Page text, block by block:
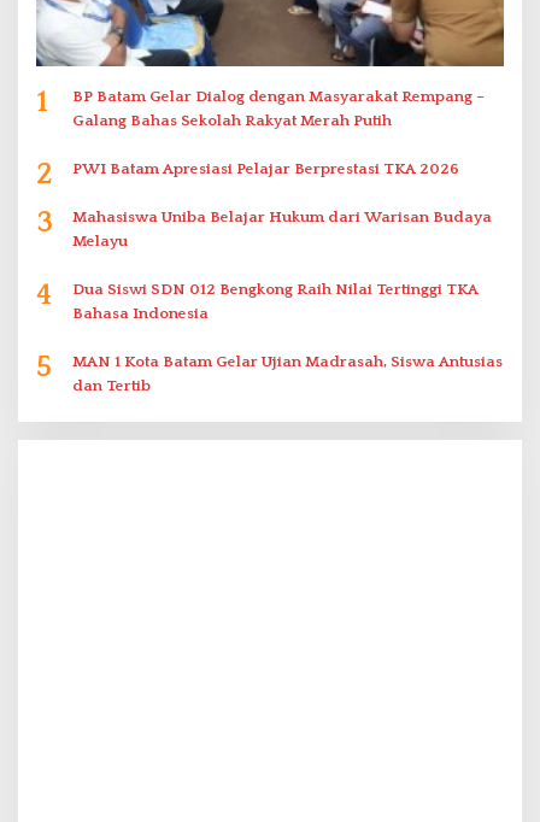
1
BP Batam Gelar Dialog dengan Masyarakat Rempang –
Galang Bahas Sekolah Rakyat Merah Putih
2 PWI Batam Apresiasi Pelajar Berprestasi TKA 2026
3
Mahasiswa Uniba Belajar Hukum dari Warisan Budaya
Melayu
4
Dua Siswi SDN 012 Bengkong Raih Nilai Tertinggi TKA
Bahasa Indonesia
5
MAN 1 Kota Batam Gelar Ujian Madrasah, Siswa Antusias
dan Tertib